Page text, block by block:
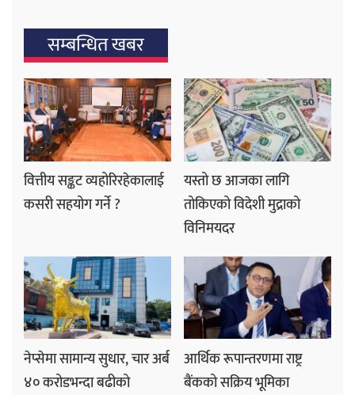
सम्बन्धित खबर
वित्तीय सङ्कट व्यहोरिरहेकालाई
कसरी सहयोग गर्ने ?
यस्तो छ आजका लागि
तोकिएको विदेशी मुद्राको
विनिमयदर
नेप्सेमा सामान्य सुधार, चार अर्ब
४० करोडभन्दा बढीको
आर्थिक रूपान्तरणमा राष्ट्र
बैंकको सक्रिय भूमिका